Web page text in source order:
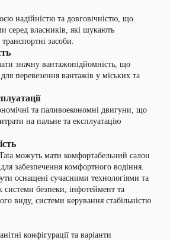
надійністю та довговічністю, що
серед власників, які шукають
засоби.
значну вантажопідйомність, що
перевезення вантажів у міських та
та паливоекономні двигуни, що
на пальне та експлуатацію
можуть мати комфортабельний салон
для забезпечення комфортного водіння.
оснащені сучасними технологіями та
безпеки, інфотеймент та
виду, системи керування стабільністю
конфігурації та варіанти